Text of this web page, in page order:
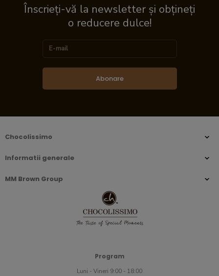
Înscrieți-vă la newsletter și obțineți
o reducere dulce!
Abonare
Chocolissimo
Informatii generale
MM Brown Group
Program
Luni - Vineri 9:00 - 18:00